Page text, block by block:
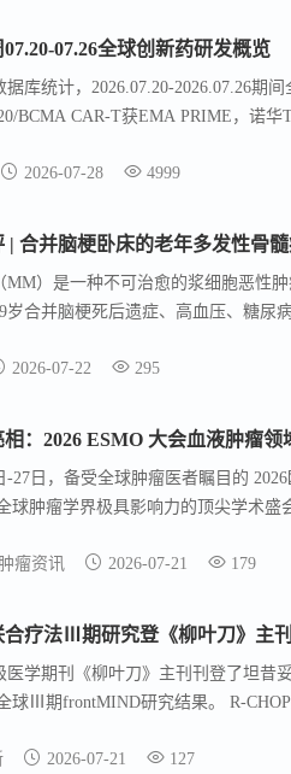
07.20-07.26全球创新药研发概览
库统计，2026.07.20-2026.07.26期
BCMA CAR-T获EMA PRIME，诺
依沃西3期数据积极。
2026-07-28 4999
| 合并脑梗卧床的老年多发性骨
MM）是一种不可治愈的浆细胞恶性
岁合并脑梗死后遗症、高血压、糖尿
2026-07-22 295
：2026 ESMO 大会血液肿瘤
-27日，备受全球肿瘤医者瞩目的
球肿瘤学界极具影响力的顶尖学术
plus Daratumumab,
瘤资讯 2026-07-21 179
合疗法Ⅲ期研究登《柳叶刀》主
医学期刊《柳叶刀》主刊刊登了坦昔
球Ⅲ期frontMIND研究结果。 R-
方案可将疾病进展或死亡风险显
2026-07-21 127